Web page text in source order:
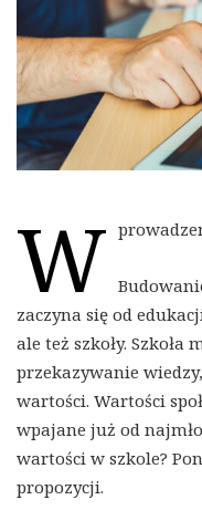
W
zaczyna się od
ale też szkoły. Szkoła
przekazywanie
wartości. Wartości
wpajane już od
wartości w szkole?
propozycji.